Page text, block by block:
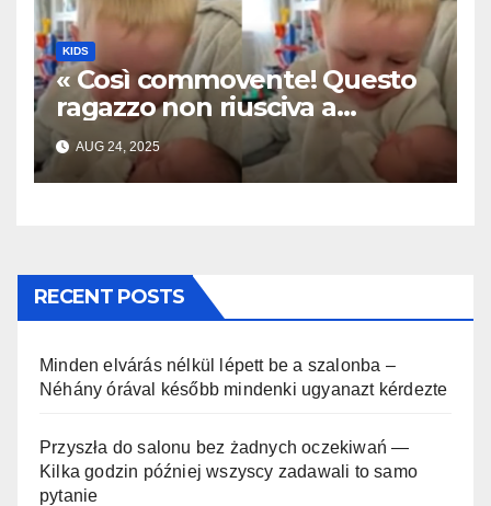
KIDS
« Così commovente! Questo
ragazzo non riusciva a
contenere la sua emozione
incontrando la sorellina
appena nata. L’incontro è
AUG 24, 2025
RECENT POSTS
Minden elvárás nélkül lépett be a szalonba –
Néhány órával később mindenki ugyanazt kérdezte
Przyszła do salonu bez żadnych oczekiwań —
Kilka godzin później wszyscy zadawali to samo
pytanie